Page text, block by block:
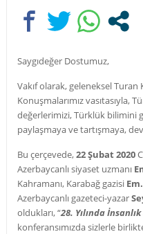
Saygıdeğer Dostumuz,
Vakıf olarak, geleneksel
Konuşmalarımız vasıtasıyla,
değerlerimizi, Türklük bilimini
paylaşmaya ve tartışmaya,
Bu çerçevede,22 Şubat 2020
Azerbaycanlı siyaset uzmanı
Kahramanı, Karabağ gazisi
Azerbaycanlı gazeteci-yazar
oldukları, “28. Yılında
konferansımızda sizlerle